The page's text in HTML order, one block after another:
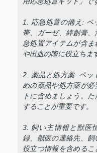
1. 応急処置の備え: ペ
帯、ガーゼ、絆創膏
急処置アイテムが含
や出血の際に役立ちま
2. 薬品と処方薬: ペッ
めの薬品や処方薬が
トに含めましょう。
することが重要です。
3. 飼い主情報と獣医
録、獣医の連絡先、
役立つ情報を含める